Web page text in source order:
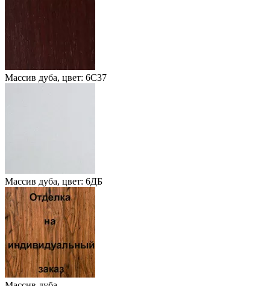
Массив дуба, цвет: 6С37
Массив дуба, цвет: 6ДБ